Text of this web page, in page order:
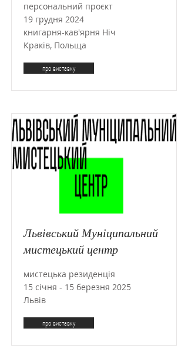
персональний проєкт
19 грудня 2024
книгарня-кав'ярня Ніч
Краків, Польща
про виставку
Львівський Муніципальний
мистецький центр
мистецька резиденція
15 січня - 15 березня 2025
Львів
про виставку